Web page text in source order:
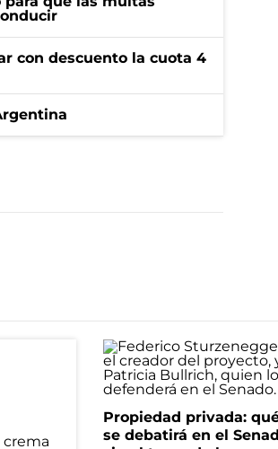
con descuento la cuota 4
Propiedad privada:
se debatirá en el